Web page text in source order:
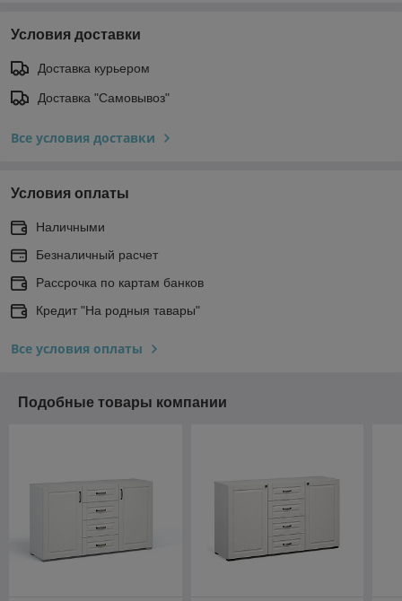
Условия доставки
Доставка курьером
Доставка "Самовывоз"
Все условия доставки
Условия оплаты
Наличными
Безналичный расчет
Рассрочка по картам банков
Кредит "На родныя тавары"
Все условия оплаты
Подобные товары компании